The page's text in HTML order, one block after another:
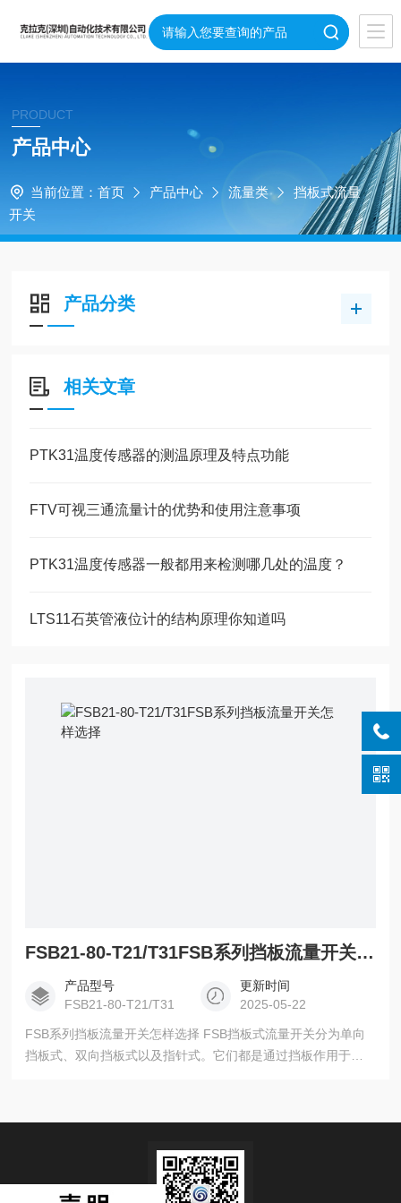
PRODUCT
产品中心
当前位置： 首页 产品中心 流量类
挡板式流量
开关
产品分类
相关文章
PTK31温度传感器的测温原理及特点功能
FTV可视三通流量计的优势和使用注意事项
PTK31温度传感器一般都用来检测哪几处的温度？
LTS11石英管液位计的结构原理你知道吗
FSB21-80-T21/T31FSB系列挡板流量开关怎样选择
产品型号
FSB21-80-T21/T31
更新时间
2025-05-22
FSB系列挡板流量开关怎样选择 FSB挡板式流量开关分为单向
挡板式、双向挡板式以及指针式。它们都是通过挡板作用于相